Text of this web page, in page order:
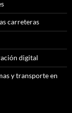
carreteras
digital
y transporte en